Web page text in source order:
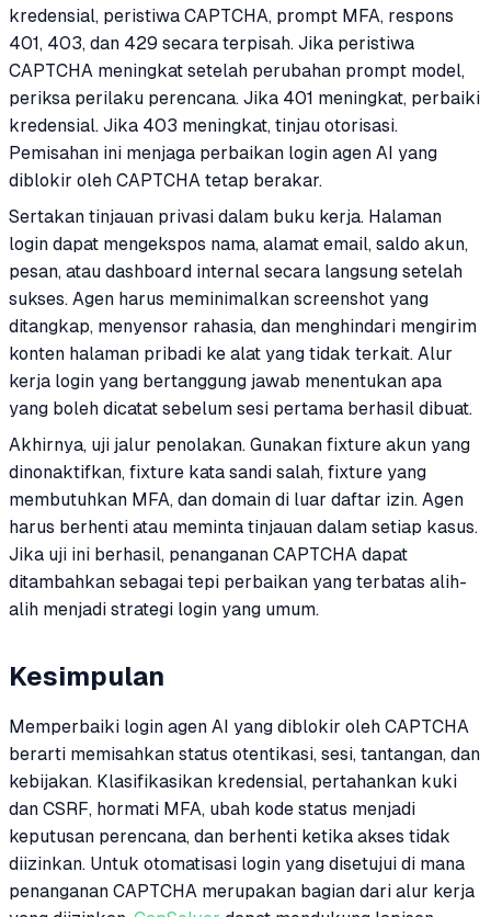
kredensial, peristiwa CAPTCHA, prompt MFA, respons
401, 403, dan 429 secara terpisah. Jika peristiwa
CAPTCHA meningkat setelah perubahan prompt model,
periksa perilaku perencana. Jika 401 meningkat, perbaiki
kredensial. Jika 403 meningkat, tinjau otorisasi.
Pemisahan ini menjaga perbaikan login agen AI yang
diblokir oleh CAPTCHA tetap berakar.
Sertakan tinjauan privasi dalam buku kerja. Halaman
login dapat mengekspos nama, alamat email, saldo akun,
pesan, atau dashboard internal secara langsung setelah
sukses. Agen harus meminimalkan screenshot yang
ditangkap, menyensor rahasia, dan menghindari mengirim
konten halaman pribadi ke alat yang tidak terkait. Alur
kerja login yang bertanggung jawab menentukan apa
yang boleh dicatat sebelum sesi pertama berhasil dibuat.
Akhirnya, uji jalur penolakan. Gunakan fixture akun yang
dinonaktifkan, fixture kata sandi salah, fixture yang
membutuhkan MFA, dan domain di luar daftar izin. Agen
harus berhenti atau meminta tinjauan dalam setiap kasus.
Jika uji ini berhasil, penanganan CAPTCHA dapat
ditambahkan sebagai tepi perbaikan yang terbatas alih-
alih menjadi strategi login yang umum.
Kesimpulan
Memperbaiki login agen AI yang diblokir oleh CAPTCHA
berarti memisahkan status otentikasi, sesi, tantangan, dan
kebijakan. Klasifikasikan kredensial, pertahankan kuki
dan CSRF, hormati MFA, ubah kode status menjadi
keputusan perencana, dan berhenti ketika akses tidak
diizinkan. Untuk otomatisasi login yang disetujui di mana
penanganan CAPTCHA merupakan bagian dari alur kerja